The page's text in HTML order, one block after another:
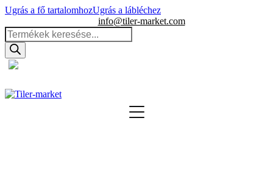
Ugrás a fő tartalomhozUgrás a lábléchez
info@tiler-market.com
Products
search